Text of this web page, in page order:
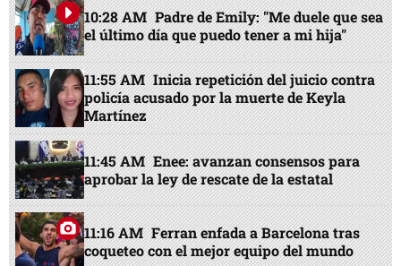
10:28 AM Padre de Emily: "Me duele que sea
el último día que puedo tener a mi hija"
11:55 AM Inicia repetición del juicio contra
policía acusado por la muerte de Keyla
Martínez
11:45 AM Enee: avanzan consensos para
aprobar la ley de rescate de la estatal
11:16 AM Ferran enfada a Barcelona tras
coqueteo con el mejor equipo del mundo